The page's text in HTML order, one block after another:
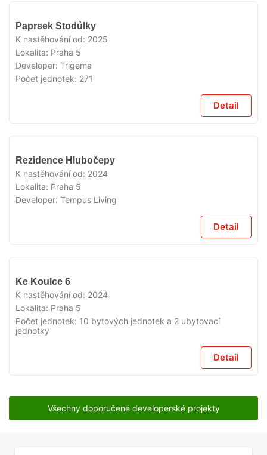
Paprsek Stodůlky
K nastěhování od: 2025
Lokalita: Praha 5
Developer: Trigema
Počet jednotek: 271
Detail
Rezidence Hlubočepy
K nastěhování od: 2024
Lokalita: Praha 5
Developer: Tempus Living
Detail
Ke Koulce 6
K nastěhování od: 2024
Lokalita: Praha 5
Počet jednotek: 10 bytových jednotek a 2 ubytovací
jednotky
Detail
Všechny doporučené developerské projekty